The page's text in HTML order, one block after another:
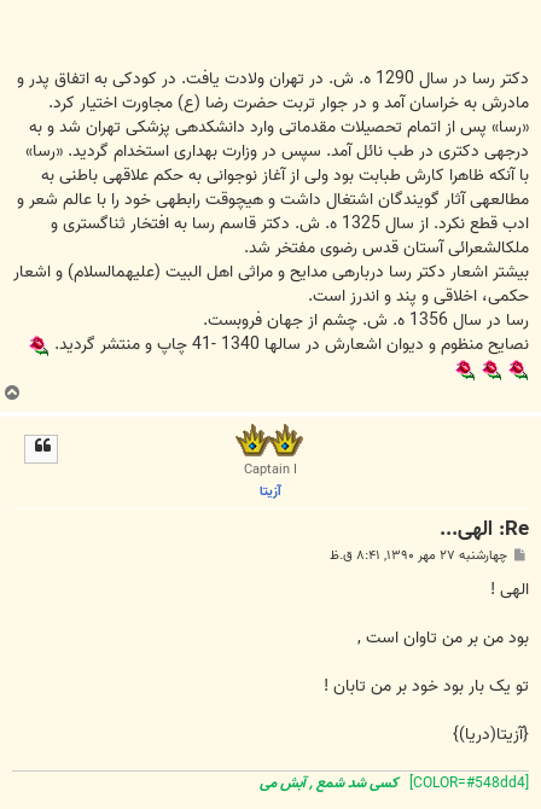
دکتر رسا در سال 1290 ه. ش. در تهران ولادت یافت. در کودکی به اتفاق پدر و
مادرش به خراسان آمد و در جوار تربت حضرت رضا (ع) مجاورت اختیار کرد.
«رسا» پس از اتمام تحصیلات مقدماتی وارد دانشکده‏ی پزشکی تهران شد و به
درجه‏ی دکتری در طب نائل آمد. سپس در وزارت بهداری استخدام گردید. «رسا»
با آنکه ظاهرا کارش طبابت بود ولی از آغاز نوجوانی به حکم علاقه‏ی باطنی به
مطالعه‏ی آثار گویندگان اشتغال داشت و هیچوقت رابطه‏ی خود را با عالم شعر و
ادب قطع نکرد. از سال 1325 ه. ش. دکتر قاسم رسا به افتخار ثناگستری و
ملک‏الشعرائی آستان قدس رضوی مفتخر شد.
بیشتر اشعار دکتر رسا درباره‏ی مدایح و مراثی اهل البیت (علیهم‏السلام) و اشعار
حکمی، اخلاقی و پند و اندرز است.
رسا در سال 1356 ه. ش. چشم از جهان فروبست.
نصایح منظوم و دیوان اشعارش در سالها 1340 -41 چاپ و منتشر گردید.
ب
ا
Captain I
آزیتا
Re: الهی...
پ
ت
چهارشنبه ۲۷ مهر ۱۳۹۰, ۸:۴۱ ق.ظ
الهی !
بود من بر من تاوان است ,
تو یک بار بود خود بر من تابان !
{آزیتا(دریا)}
کسی شد شمع , آبش می